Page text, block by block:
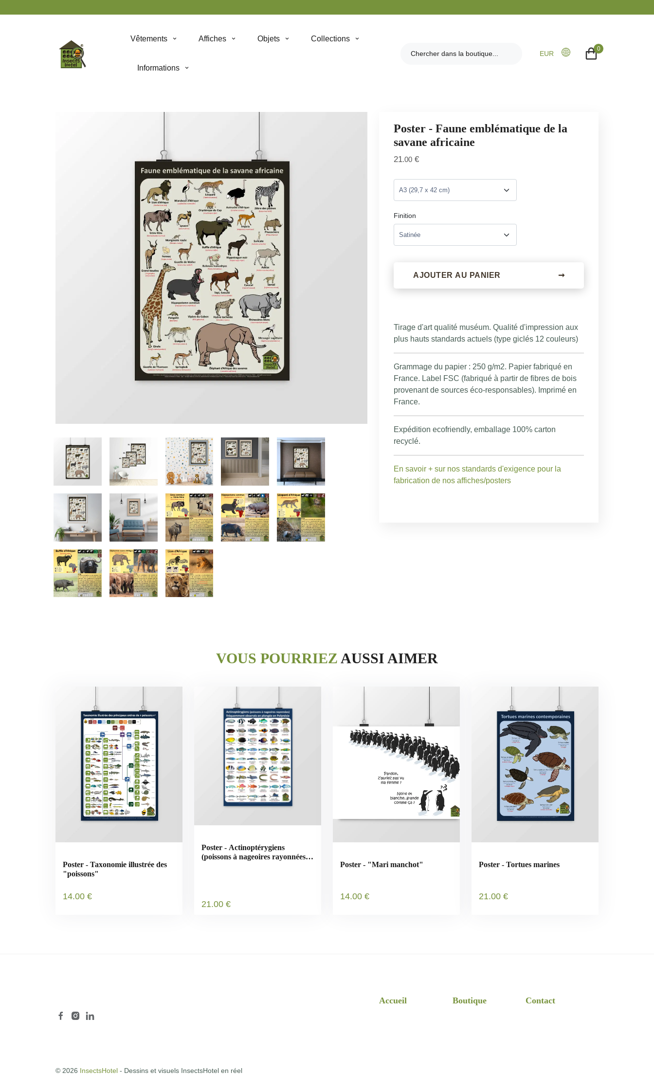
Vêtements Affiches Objets Collections
Informations
EUR
0
Poster - Faune emblématique de la
savane africaine
21.00 €
Finition
AJOUTER AU PANIER ➞
Tirage d'art qualité muséum. Qualité d'impression aux
plus hauts standards actuels (type giclés 12 couleurs)
Grammage du papier : 250 g/m2. Papier fabriqué en
France. Label FSC (fabriqué à partir de fibres de bois
provenant de sources éco-responsables). Imprimé en
France.
Expédition ecofriendly, emballage 100% carton
recyclé.
En savoir + sur nos standards d'exigence pour la
fabrication de nos affiches/posters
VOUS POURRIEZ AUSSI AIMER
Poster - Taxonomie illustrée des
"poissons"
14.00 €
Poster - Actinoptérygiens
(poissons à nageoires rayonnées)
21.00 €
Poster - "Mari manchot"
14.00 €
Poster - Tortues marines
21.00 €
Accueil Boutique Contact
© 2026 InsectsHotel - Dessins et visuels InsectsHotel en réel